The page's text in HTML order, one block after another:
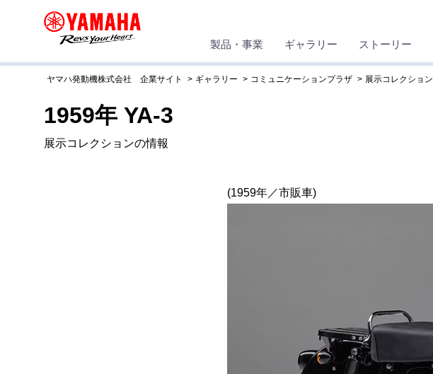
製品・事業 ギャラリー ストーリー
ヤマハ発動機株式会社 企業サイト ギャラリー コミュニケーションプラザ 展示コレクション
1959年 YA-3
展示コレクションの情報
(1959年／市販車)